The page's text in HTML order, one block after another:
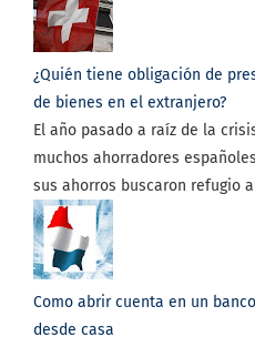
¿Quién tiene obligación de
de bienes en el extranjero?
El año pasado a raíz de la
muchos ahorradores
sus ahorros buscaron refugio
Como abrir cuenta en un
desde casa